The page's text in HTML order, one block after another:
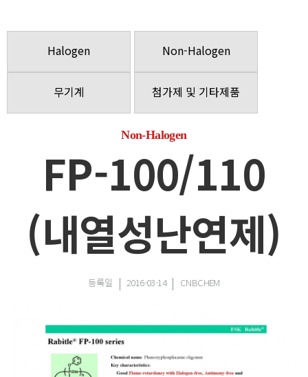
Halogen Non-Halogen
무기계 첨가제 및 기타제품
Non-Halogen
FP-100/110
(내열성난연제)
등록일 2016-03-14 CNBCHEM